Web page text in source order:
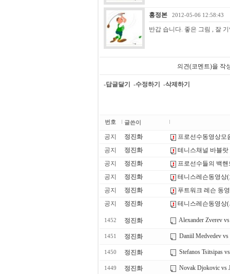
홍정본 2012-05-06 12:58:43
반갑 습니다. 좋은 그림 , 잘
의견(코멘트)을 작
-답글달기 -수정하기 -삭제하기
번호 글쓴이
공지 정진화
프로선수동영상모
공지
정진화
테니스채널 바블
공지
정진화
프로선수들의 백
공지
정진화
테니스레슨동영상
공지
정진화
푸트워크 레슨 동
공지
정진화 테니스레슨동영상
1452 정진화 Alexander Zverev
1451 정진화 Daniil Medvedev vs
1450 정진화 Stefanos Tsitsipas
1449 정진화 Novak Djokovic vs